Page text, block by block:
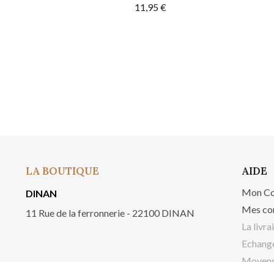
11,95 €
LA BOUTIQUE
DINAN
11 Rue de la ferronnerie - 22100 DINAN
AIDE
Mon
Mes
La